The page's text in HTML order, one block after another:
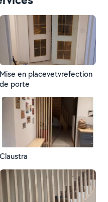
Mise en placevetvrefection
de porte
Claustra